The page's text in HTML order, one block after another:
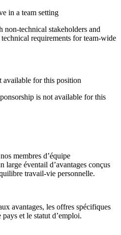
in a team setting
technical stakeholders and
requirements for team-wide
available for this position
is not available for this
membres d’équipe
large éventail d’avantages conçus
travail-vie personnelle.
avantages, les offres spécifiques
et le statut d’emploi.